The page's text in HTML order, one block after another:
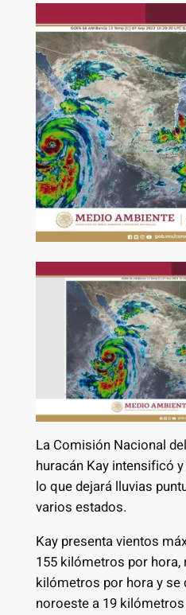
La Comisión Nacional
huracán Kay intensificó
lo que dejará lluvias
varios estados.
Kay presenta vientos
155 kilómetros por hora,
kilómetros por hora y se
noroeste a 19